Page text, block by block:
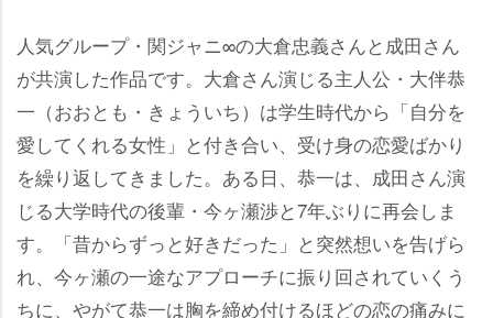
人気グループ・関ジャニ∞の大倉忠義さんと成田さん
が共演した作品です。大倉さん演じる主人公・大伴恭
一（おおとも・きょういち）は学生時代から「自分を
愛してくれる女性」と付き合い、受け身の恋愛ばかり
を繰り返してきました。ある日、恭一は、成田さん演
じる大学時代の後輩・今ヶ瀬渉と7年ぶりに再会しま
す。「昔からずっと好きだった」と突然想いを告げら
れ、今ヶ瀬の一途なアプローチに振り回されていくう
ちに、やがて恭一は胸を締め付けるほどの恋の痛みに